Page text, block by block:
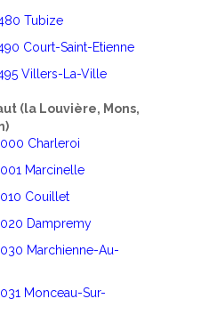
Tubize
Court-Saint-Etienne
Villers-La-Ville
(la Louvière, Mons,
Charleroi
Marcinelle
Couillet
Dampremy
Marchienne-Au-
Monceau-Sur-